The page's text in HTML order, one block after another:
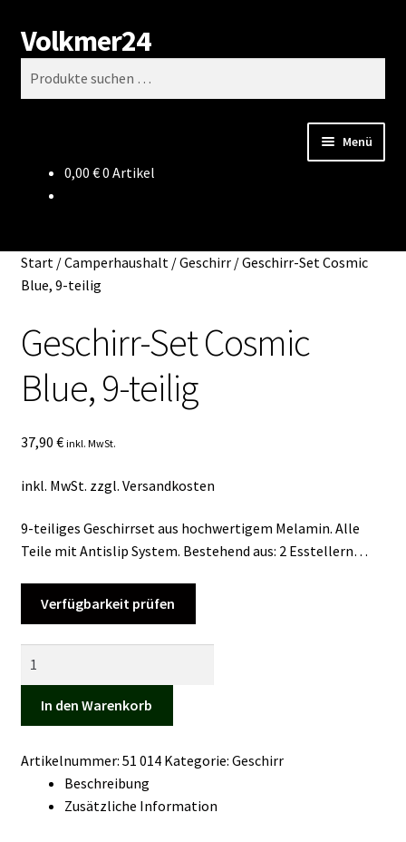
Zur
Navigation
springen
Zum
Inhalt
springen
Volkmer24
Suchen
Menü
Impressum
Datenschutz
Impressum
Mein Konto
Warenkorb
0,00 €0 Artikel
Start/Camperhaushalt/Geschirr/Geschirr-Set Cosmic
Blue, 9-teilig
Geschirr-Set Cosmic
Blue, 9-teilig
37,90 € inkl. MwSt.
inkl. MwSt. zzgl. Versandkosten
9-teiliges Geschirrset aus hochwertigem Melamin. Alle
Teile mit Antislip System. Bestehend aus: 2 Esstellern…
Verfügbarkeit prüfen
Cosmic
Blue,
teilig
Menge
In den Warenkorb
Artikelnummer: 51 014 Kategorie: Geschirr
Beschreibung
Zusätzliche Information